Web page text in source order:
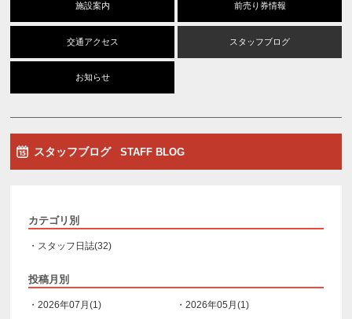
施設案内 前売り券情報
交通アクセス スタッフブログ
お知らせ
スタッフブログ STAFF BLOG
カテゴリ別
・スタッフ日誌(32)
投稿月別
・2026年07月(1) ・2026年05月(1)